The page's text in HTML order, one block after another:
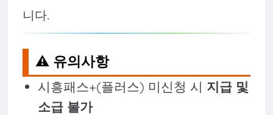
니다.
⚠️ 유의사항
시흥패스+(플러스) 미신청 시 지급 및
소급 불가